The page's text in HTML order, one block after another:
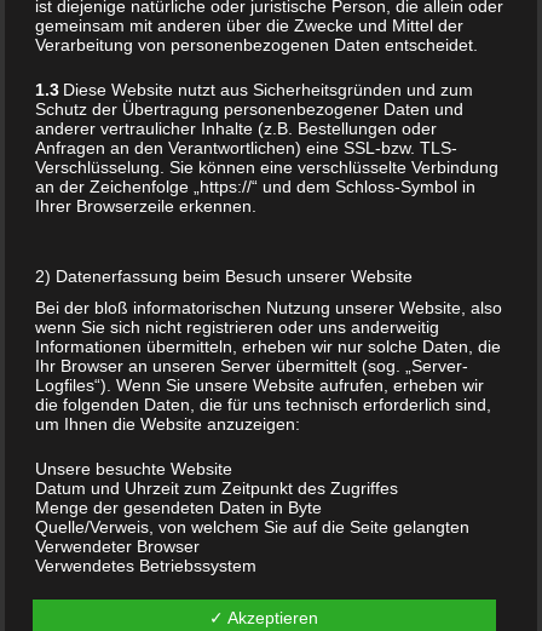
Geweih & Co.
Beim Abendkurs in Freiburg mit drei Terminen fertigen
modernen Kreationen inspiriert – von Hand einen
Anhänger mit persönlicher Bedeutung.
Beginn: Montag 22.11.2021 18.30 Uhr, Anmeldung bei
der vhs Freiburg
Weitere Infos:www.vhs-freiburg.de
Da einige Kurse leider aufgrund der Covid-19
Verordnungen abgesagt werden mussten, gab es 2021
leider nur wenige Termine.
Passen die Termine nicht? Bei Interesse an einem
Glasperlen- oder Knochenkurs melden Sie sich gerne
organisieren kann.
Vielen Dank für Ihr Verständnis!
am Alamannen-Museum Vörstetten möglich.
ist diejenige natürliche oder juristische Person, die allein oder
gemeinsam mit anderen über die Zwecke und Mittel der
Verarbeitung von personenbezogenen Daten entscheidet.
1.3 Diese Website nutzt aus Sicherheitsgründen und zum
Schutz der Übertragung personenbezogener Daten und
anderer vertraulicher Inhalte (z.B. Bestellungen oder
Anfragen an den Verantwortlichen) eine SSL-bzw. TLS-
Verschlüsselung. Sie können eine verschlüsselte Verbindung
an der Zeichenfolge „https://“ und dem Schloss-Symbol in
Ihrer Browserzeile erkennen.
2) Datenerfassung beim Besuch unserer Website
Bei der bloß informatorischen Nutzung unserer Website, also
wenn Sie sich nicht registrieren oder uns anderweitig
Informationen übermitteln, erheben wir nur solche Daten, die
Ihr Browser an unseren Server übermittelt (sog. „Server-
Logfiles“). Wenn Sie unsere Website aufrufen, erheben wir
die folgenden Daten, die für uns technisch erforderlich sind,
um Ihnen die Website anzuzeigen:
Unsere besuchte Website
Datum und Uhrzeit zum Zeitpunkt des Zugriffes
Menge der gesendeten Daten in Byte
Quelle/Verweis, von welchem Sie auf die Seite gelangten
Verwendeter Browser
Verwendetes Betriebssystem
✓ Akzeptieren